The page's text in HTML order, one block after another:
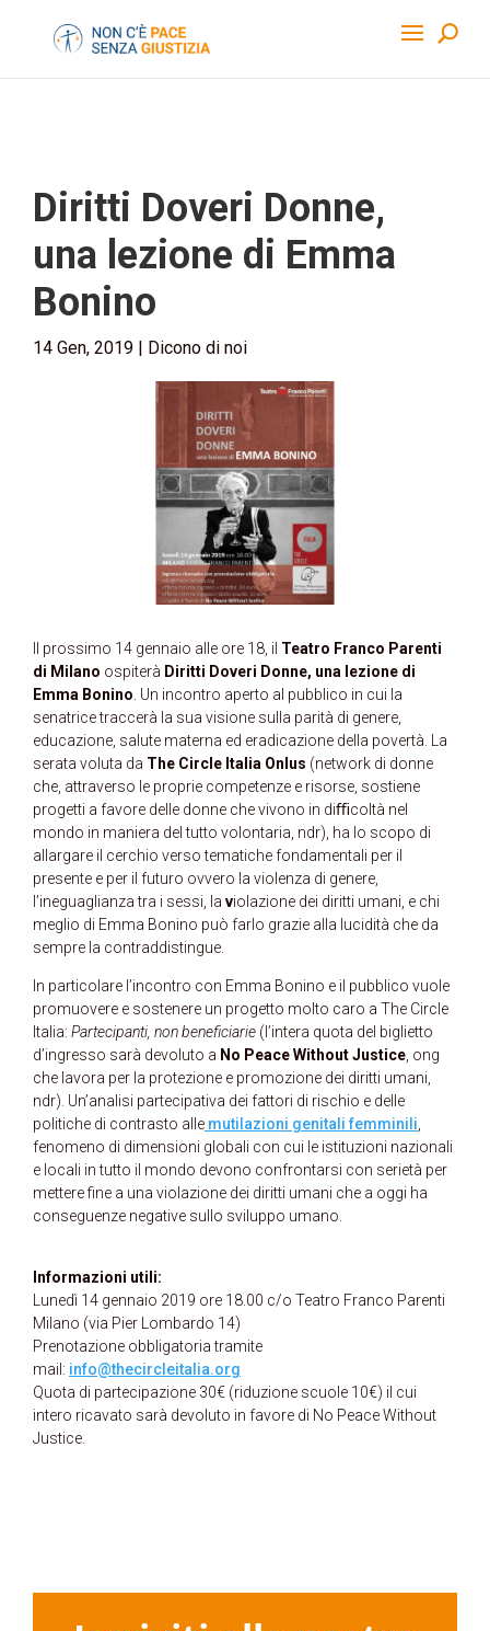
Diritti Doveri Donne,
una lezione di Emma
Bonino
14 Gen, 2019 | Dicono di noi
Il prossimo 14 gennaio alle ore 18, il Teatro Franco Parenti
di Milano ospiterà Diritti Doveri Donne, una lezione di
Emma Bonino . Un incontro aperto al pubblico in cui la
senatrice traccerà la sua visione sulla parità di genere,
educazione, salute materna ed eradicazione della povertà. La
serata voluta da The Circle Italia Onlus (network di donne
che, attraverso le proprie competenze e risorse, sostiene
progetti a favore delle donne che vivono in diﬃcoltà nel
mondo in maniera del tutto volontaria, ndr), ha lo scopo di
allargare il cerchio verso tematiche fondamentali per il
presente e per il futuro ovvero la violenza di genere,
l’ineguaglianza tra i sessi, la violazione dei diritti umani, e chi
meglio di Emma Bonino può farlo grazie alla lucidità che da
sempre la contraddistingue.
In particolare l’incontro con Emma Bonino e il pubblico vuole
promuovere e sostenere un progetto molto caro a The Circle
Italia: Partecipanti, non beneficiarie (l’intera quota del biglietto
d’ingresso sarà devoluto a No Peace Without Justice , ong
che lavora per la protezione e promozione dei diritti umani,
ndr). Un’analisi partecipativa dei fattori di rischio e delle
politiche di contrasto alle mutilazioni genitali femminili
fenomeno di dimensioni globali con cui le istituzioni nazionali
e locali in tutto il mondo devono confrontarsi con serietà per
mettere fine a una violazione dei diritti umani che a oggi ha
conseguenze negative sullo sviluppo umano.
Informazioni utili:
Lunedì 14 gennaio 2019 ore 18.00 c/o Teatro Franco Parenti
Milano (via Pier Lombardo 14)
Prenotazione obbligatoria tramite
mail: info@thecircleitalia.org
Quota di partecipazione 30€ (riduzione scuole 10€) il cui
intero ricavato sarà devoluto in favore di No Peace Without
Justice.